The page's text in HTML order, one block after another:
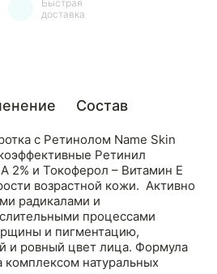
Быстрая
доставка
Состав
с Ретинолом Name Skin
Ретинил
2% и Токоферол – Витамин Е
возрастной кожи. Активно
радикалами и
процессами
и пигментацию,
и ровный цвет лица. Формула
комплексом натуральных